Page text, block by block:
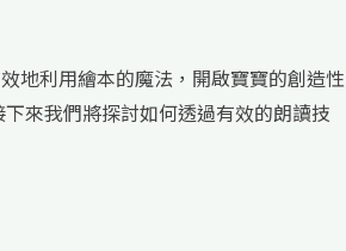
地利用繪本的魔法，開啟寶寶的創造性
來我們將探討如何透過有效的朗讀技